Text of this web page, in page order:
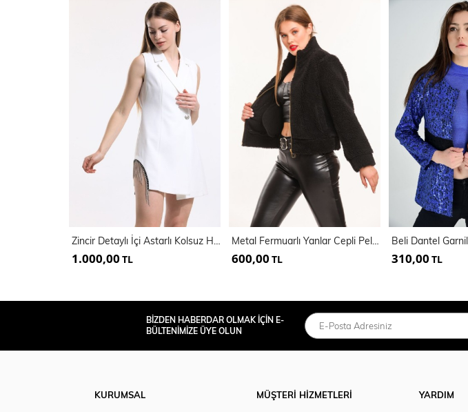
Zincir Detaylı İçi Astarlı Kolsuz Hürrem Ceket | Ckt34314
1.000,00 TL
Metal Fermuarlı Yanlar Cepli Pelluş Mont | Mnt32408
600,00 TL 310,00 TL
BİZDEN HABERDAR OLMAK İÇİN E-
BÜLTENİMİZE ÜYE OLUN
KURUMSAL
MÜŞTERİ HİZMETLERİ
YARDIM